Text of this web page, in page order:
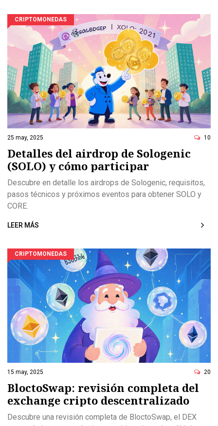
CRIPTOMONEDAS
25 may, 2025 10
Detalles del airdrop de Sologenic
(SOLO) y cómo participar
Descubre en detalle los airdrops de Sologenic, requisitos,
pasos técnicos y próximos eventos para obtener SOLO y
CORE.
LEER MÁS
CRIPTOMONEDAS
15 may, 2025 20
BloctoSwap: revisión completa del
exchange cripto descentralizado
Descubre una revisión completa de BloctoSwap, el DEX